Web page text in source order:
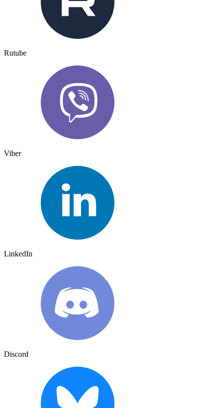
Rutube
Viber
LinkedIn
Discord